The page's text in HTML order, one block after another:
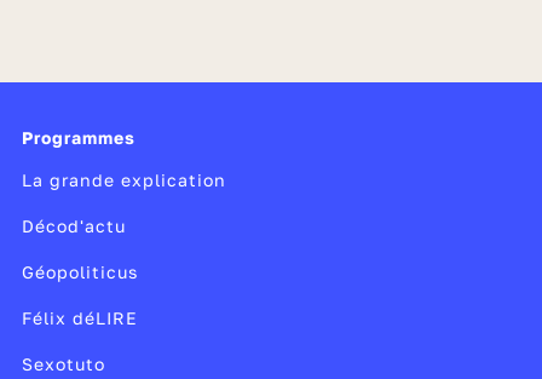
Programmes
La grande explication
Décod'actu
Géopoliticus
Félix déLIRE
Sexotuto